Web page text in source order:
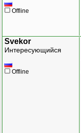
Offline
Svekor
Интересующийся
Offline